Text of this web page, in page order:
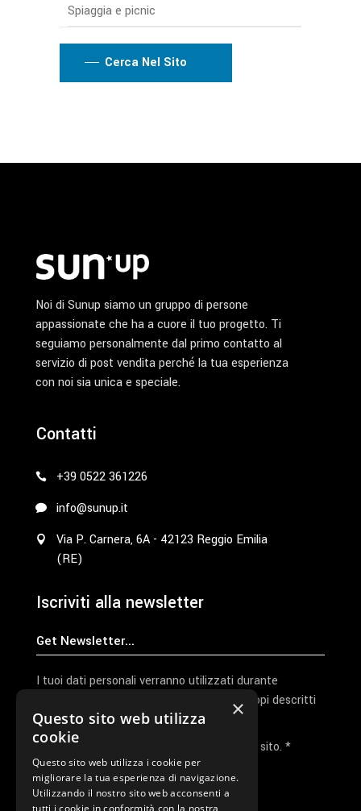
Spiaggia e picnic
Cerca Nel Sito
Noi di Sunup siamo un gruppo di persone
appassionate che ha a cuore il tuo progetto. Ti
seguiamo personalmente dal primo contatto al
servizio di post vendita perché la tua esperienza
con noi sia unica e speciale.
Contatti
+39 0522 361226
info@sunup.it
Via P. Carnera, 6A - 42123 Reggio Emilia
(RE)
Iscriviti alla newsletter
I tuoi dati personali verranno utilizzati durante
l'elaborazione della richiesta e per altri scopi descritti
nella nostraprivacy policy
Ho letto e accetto la privacy policy del sito. *
Invia I Dati
×
Questo sito web utilizza
cookie
Questo sito web utilizza i cookie per
migliorare la tua esperienza di navigazione.
Utilizzando il nostro sito web acconsenti a
tutti i cookie in conformità con la nostra